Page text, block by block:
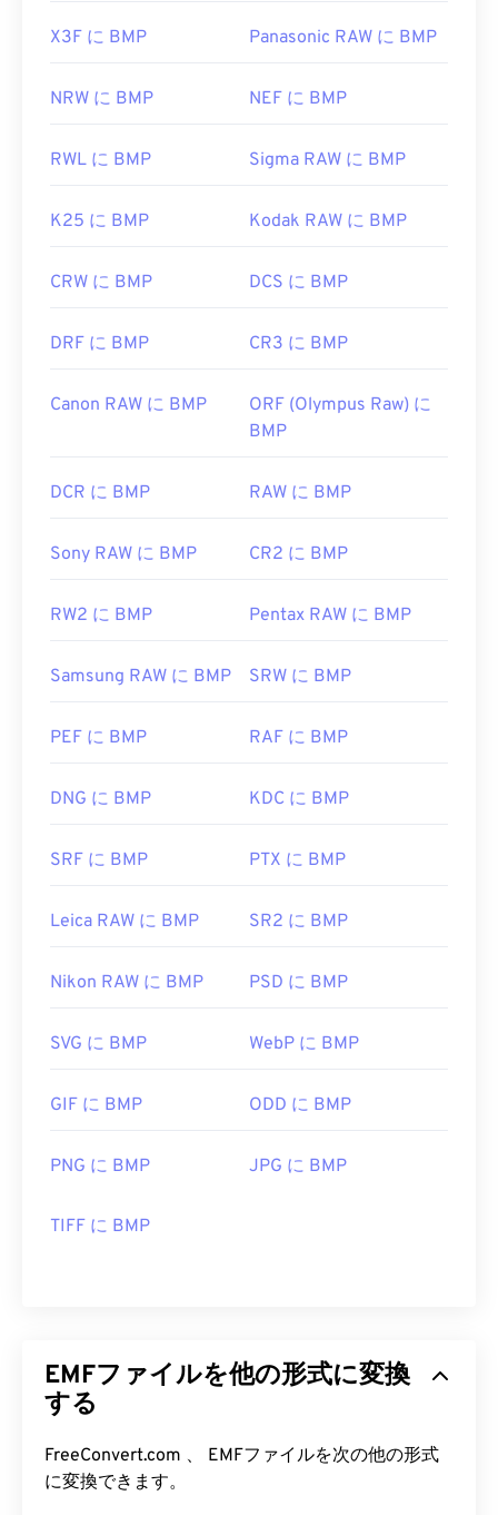
X3F に BMP Panasonic RAW に BMP
NRW に BMP NEF に BMP
RWL に BMP Sigma RAW に BMP
K25 に BMP Kodak RAW に BMP
CRW に BMP DCS に BMP
DRF に BMP CR3 に BMP
Canon RAW に BMP
ORF (Olympus Raw) に
BMP
DCR に BMP RAW に BMP
Sony RAW に BMP CR2 に BMP
RW2 に BMP Pentax RAW に BMP
Samsung RAW に BMP SRW に BMP
PEF に BMP RAF に BMP
DNG に BMP KDC に BMP
SRF に BMP PTX に BMP
Leica RAW に BMP SR2 に BMP
Nikon RAW に BMP PSD に BMP
SVG に BMP WebP に BMP
GIF に BMP ODD に BMP
PNG に BMP JPG に BMP
TIFF に BMP
EMFファイルを他の形式に変換
する
FreeConvert.com 、 EMFファイルを次の他の形式
に変換できます。